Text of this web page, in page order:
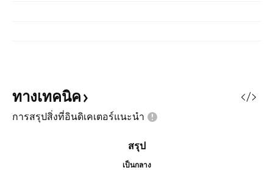
ทางเทคนิค
การสรุปสิ่งที่อินดิเคเตอร์แนะนำ
สรุป
เป็นกลาง